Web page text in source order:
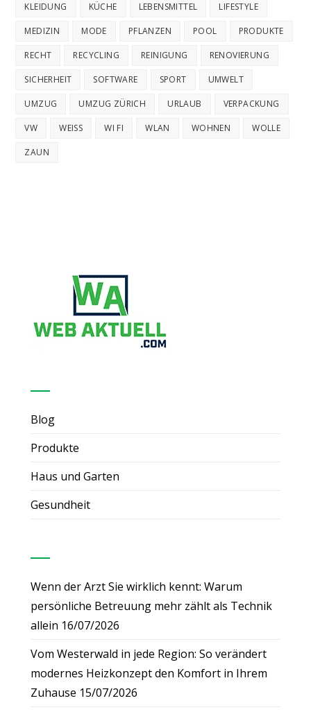
KLEIDUNG KÜCHE LEBENSMITTEL LIFESTYLE
MEDIZIN MODE PFLANZEN POOL PRODUKTE
RECHT RECYCLING REINIGUNG RENOVIERUNG
SICHERHEIT SOFTWARE SPORT UMWELT
UMZUG UMZUG ZÜRICH URLAUB VERPACKUNG
VW WEISS WI FI WLAN WOHNEN WOLLE
ZAUN
Blog
Produkte
Haus und Garten
Gesundheit
Wenn der Arzt Sie wirklich kennt: Warum
persönliche Betreuung mehr zählt als Technik
allein 16/07/2026
Vom Westerwald in jede Region: So verändert
modernes Heizkonzept den Komfort in Ihrem
Zuhause 15/07/2026